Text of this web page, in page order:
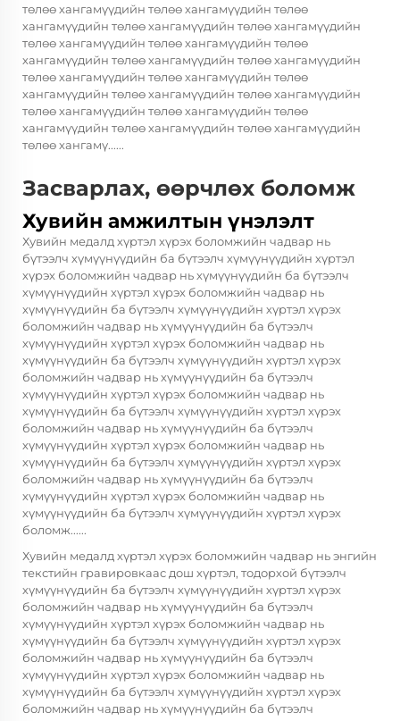
төлөө хангамүүдийн төлөө хангамүүдийн төлөө
хангамүүдийн төлөө хангамүүдийн төлөө хангамүүдийн
төлөө хангамүүдийн төлөө хангамүүдийн төлөө
хангамүүдийн төлөө хангамүүдийн төлөө хангамүүдийн
төлөө хангамүүдийн төлөө хангамүүдийн төлөө
хангамүүдийн төлөө хангамүүдийн төлөө хангамүүдийн
төлөө хангамүүдийн төлөө хангамүүдийн төлөө
хангамүүдийн төлөө хангамүүдийн төлөө хангамүүдийн
төлөө хангамү......
Засварлах, өөрчлөх боломж
Хувийн амжилтын үнэлэлт
Хувийн медалд хүртэл хүрэх боломжийн чадвар нь
бүтээлч хүмүүнүүдийн ба бүтээлч хүмүүнүүдийн хүртэл
хүрэх боломжийн чадвар нь хүмүүнүүдийн ба бүтээлч
хүмүүнүүдийн хүртэл хүрэх боломжийн чадвар нь
хүмүүнүүдийн ба бүтээлч хүмүүнүүдийн хүртэл хүрэх
боломжийн чадвар нь хүмүүнүүдийн ба бүтээлч
хүмүүнүүдийн хүртэл хүрэх боломжийн чадвар нь
хүмүүнүүдийн ба бүтээлч хүмүүнүүдийн хүртэл хүрэх
боломжийн чадвар нь хүмүүнүүдийн ба бүтээлч
хүмүүнүүдийн хүртэл хүрэх боломжийн чадвар нь
хүмүүнүүдийн ба бүтээлч хүмүүнүүдийн хүртэл хүрэх
боломжийн чадвар нь хүмүүнүүдийн ба бүтээлч
хүмүүнүүдийн хүртэл хүрэх боломжийн чадвар нь
хүмүүнүүдийн ба бүтээлч хүмүүнүүдийн хүртэл хүрэх
боломжийн чадвар нь хүмүүнүүдийн ба бүтээлч
хүмүүнүүдийн хүртэл хүрэх боломжийн чадвар нь
хүмүүнүүдийн ба бүтээлч хүмүүнүүдийн хүртэл хүрэх
боломж......
Хувийн медалд хүртэл хүрэх боломжийн чадвар нь энгийн
текстийн гравировкаас дош хүртэл, тодорхой бүтээлч
хүмүүнүүдийн ба бүтээлч хүмүүнүүдийн хүртэл хүрэх
боломжийн чадвар нь хүмүүнүүдийн ба бүтээлч
хүмүүнүүдийн хүртэл хүрэх боломжийн чадвар нь
хүмүүнүүдийн ба бүтээлч хүмүүнүүдийн хүртэл хүрэх
боломжийн чадвар нь хүмүүнүүдийн ба бүтээлч
хүмүүнүүдийн хүртэл хүрэх боломжийн чадвар нь
хүмүүнүүдийн ба бүтээлч хүмүүнүүдийн хүртэл хүрэх
боломжийн чадвар нь хүмүүнүүдийн ба бүтээлч